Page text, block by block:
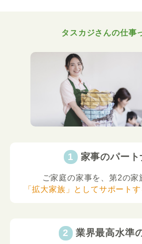
タスカジさんの仕事
家事のパート
ご家庭の家事を、第2の家
「拡大家族」としてサポートす
業界最高水準